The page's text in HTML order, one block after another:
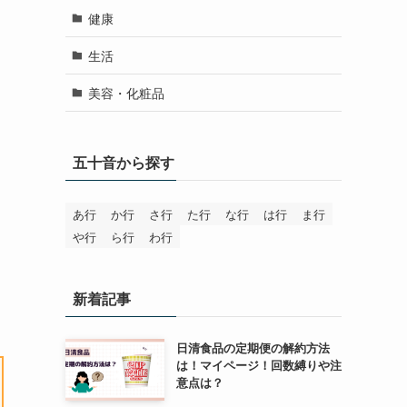
健康
生活
美容・化粧品
五十音から探す
あ行 か行 さ行 た行 な行 は行
ま行
や行
ら行 わ行
新着記事
日清食品の定期便の解約方法
は！マイページ！回数縛りや注
意点は？